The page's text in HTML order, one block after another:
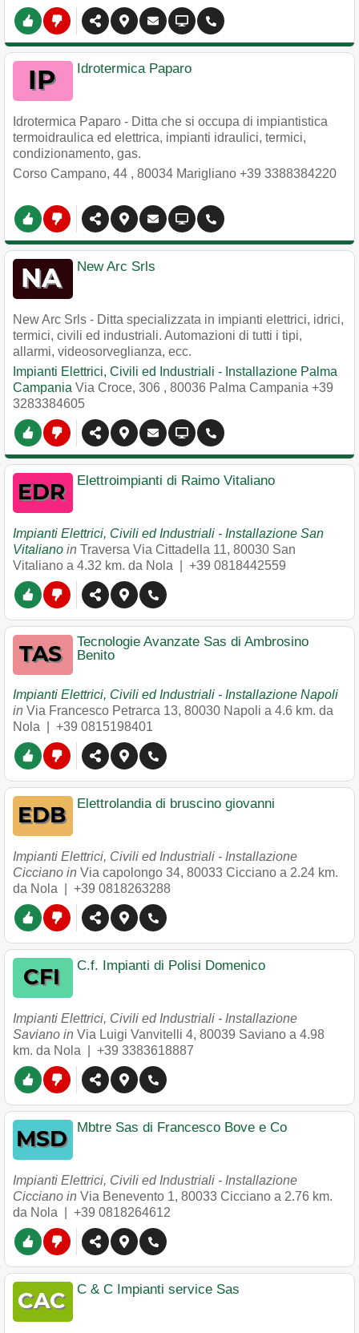
Idrotermica Paparo
Idrotermica Paparo - Ditta che si occupa di impiantistica
termoidraulica ed elettrica, impianti idraulici, termici,
condizionamento, gas.
Corso Campano, 44 , 80034 Marigliano +39 3388384220
New Arc Srls
New Arc Srls - Ditta specializzata in impianti elettrici, idrici,
termici, civili ed industriali. Automazioni di tutti i tipi,
allarmi, videosorveglianza, ecc.
Impianti Elettrici, Civili ed Industriali - Installazione Palma
Campania Via Croce, 306 , 80036 Palma Campania +39
3283384605
Elettroimpianti di Raimo Vitaliano
Impianti Elettrici, Civili ed Industriali - Installazione San
Vitaliano in Traversa Via Cittadella 11, 80030 San
Vitaliano a 4.32 km. da Nola | +39 0818442559
Tecnologie Avanzate Sas di Ambrosino
Benito
Impianti Elettrici, Civili ed Industriali - Installazione Napoli
in Via Francesco Petrarca 13, 80030 Napoli a 4.6 km. da
Nola | +39 0815198401
Elettrolandia di bruscino giovanni
Impianti Elettrici, Civili ed Industriali - Installazione
Cicciano in Via capolongo 34, 80033 Cicciano a 2.24 km.
da Nola | +39 0818263288
C.f. Impianti di Polisi Domenico
Impianti Elettrici, Civili ed Industriali - Installazione
Saviano in Via Luigi Vanvitelli 4, 80039 Saviano a 4.98
km. da Nola | +39 3383618887
Mbtre Sas di Francesco Bove e Co
Impianti Elettrici, Civili ed Industriali - Installazione
Cicciano in Via Benevento 1, 80033 Cicciano a 2.76 km.
da Nola | +39 0818264612
C & C Impianti service Sas